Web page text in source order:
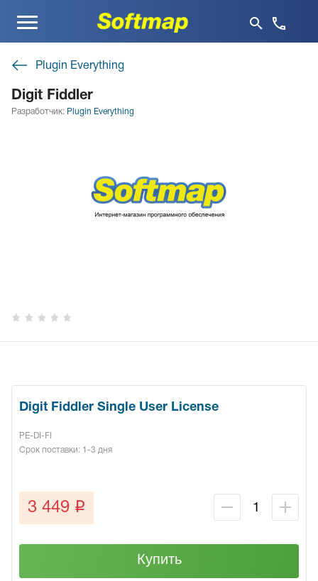
Меню
Plugin Everything
Digit Fiddler
Разработчик: Plugin Everything
Digit Fiddler Single User License
PE-DI-FI
Срок поставки: 1-3 дня
3 449 q
Купить